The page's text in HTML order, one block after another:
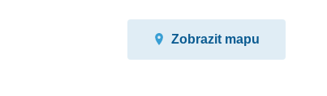
Zobrazit mapu